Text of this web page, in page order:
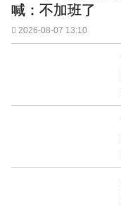
喊：不加班了
2026-08-07 13:10